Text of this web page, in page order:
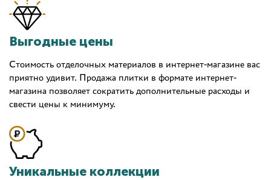
Выгодные цены
Стоимость отделочных материалов в интернет-магазине вас
приятно удивит. Продажа плитки в формате интернет-
магазина позволяет сократить дополнительные расходы и
свести цены к минимуму.
Уникальные коллекции